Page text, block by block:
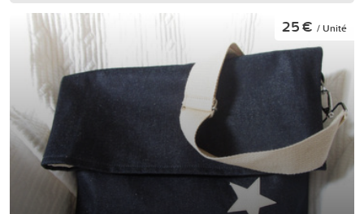
25 € / Unité